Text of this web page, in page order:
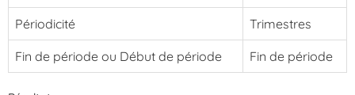
Périodicité Trimestres
Fin de période ou Début de période Fin de période